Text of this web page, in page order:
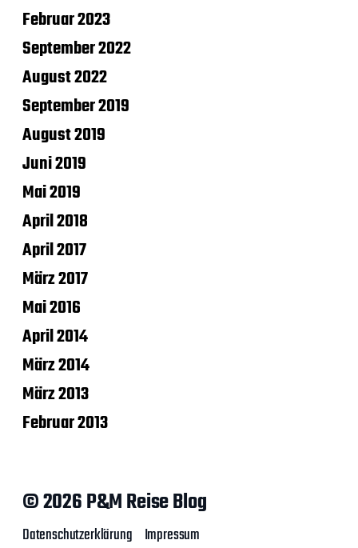
Februar 2023
September 2022
August 2022
September 2019
August 2019
Juni 2019
Mai 2019
April 2018
April 2017
März 2017
Mai 2016
April 2014
März 2014
März 2013
Februar 2013
© 2026 P&M Reise Blog
Datenschutzerklärung Impressum